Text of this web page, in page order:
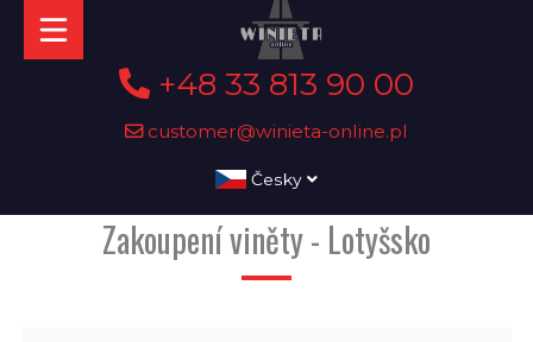
+48 33 813 90 00
customer@winieta-online.pl
Česky
Zakoupení viněty - Lotyšsko